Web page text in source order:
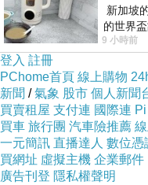
新加
的世界
9 小時前
登入 註冊
PChome首頁 線上購物
新聞 /氣象 股市 個人新聞
買賣租屋 支付連 國際連
買車 旅行團 汽車險推薦
一元簡訊 直播達人 數位憑
買網址 虛擬主機 企業郵件
廣告刊登 隱私權聲明